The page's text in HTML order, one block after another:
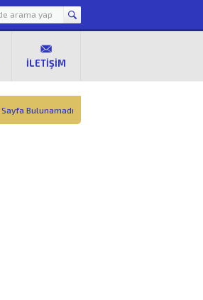
İLETIŞIM
Sayfa Bulunamadı